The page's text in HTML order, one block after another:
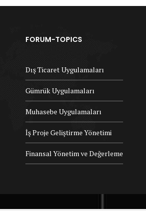
FORUM-TOPICS
Dış Ticaret Uygulamaları
Gümrük Uygulamaları
Muhasebe Uygulamaları
İş Proje Geliştirme Yönetimi
Finansal Yönetim ve Değerleme